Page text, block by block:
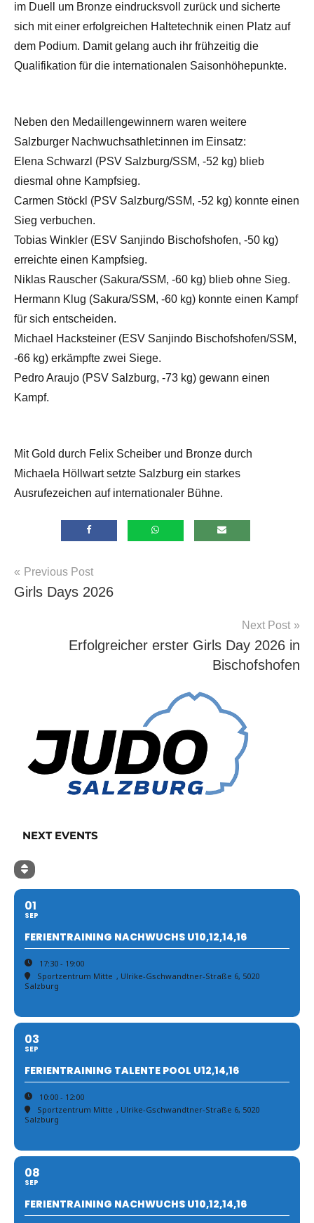
im Duell um Bronze eindrucksvoll zurück und sicherte
sich mit einer erfolgreichen Haltetechnik einen Platz auf
dem Podium. Damit gelang auch ihr frühzeitig die
Qualifikation für die internationalen Saisonhöhepunkte.
Neben den Medaillengewinnern waren weitere
Salzburger Nachwuchsathlet:innen im Einsatz:
Elena Schwarzl (PSV Salzburg/SSM, -52 kg) blieb
diesmal ohne Kampfsieg.
Carmen Stöckl (PSV Salzburg/SSM, -52 kg) konnte einen
Sieg verbuchen.
Tobias Winkler (ESV Sanjindo Bischofshofen, -50 kg)
erreichte einen Kampfsieg.
Niklas Rauscher (Sakura/SSM, -60 kg) blieb ohne Sieg.
Hermann Klug (Sakura/SSM, -60 kg) konnte einen Kampf
für sich entscheiden.
Michael Hacksteiner (ESV Sanjindo Bischofshofen/SSM,
-66 kg) erkämpfte zwei Siege.
Pedro Araujo (PSV Salzburg, -73 kg) gewann einen
Kampf.
Mit Gold durch Felix Scheiber und Bronze durch
Michaela Höllwart setzte Salzburg ein starkes
Ausrufezeichen auf internationaler Bühne.
Allgemein
Beitragsnavigation
Previous Post
Girls Days 2026
Next Post
Erfolgreicher erster Girls Day 2026 in
Bischofshofen
NEXT EVENTS
01
SEP
FERIENTRAINING NACHWUCHS U10,12,14,16
17:30 - 19:00
Sportzentrum Mitte , Ulrike-Gschwandtner-Straße 6, 5020
Salzburg
03
SEP
FERIENTRAINING TALENTE POOL U12,14,16
10:00 - 12:00
Sportzentrum Mitte , Ulrike-Gschwandtner-Straße 6, 5020
Salzburg
08
SEP
FERIENTRAINING NACHWUCHS U10,12,14,16